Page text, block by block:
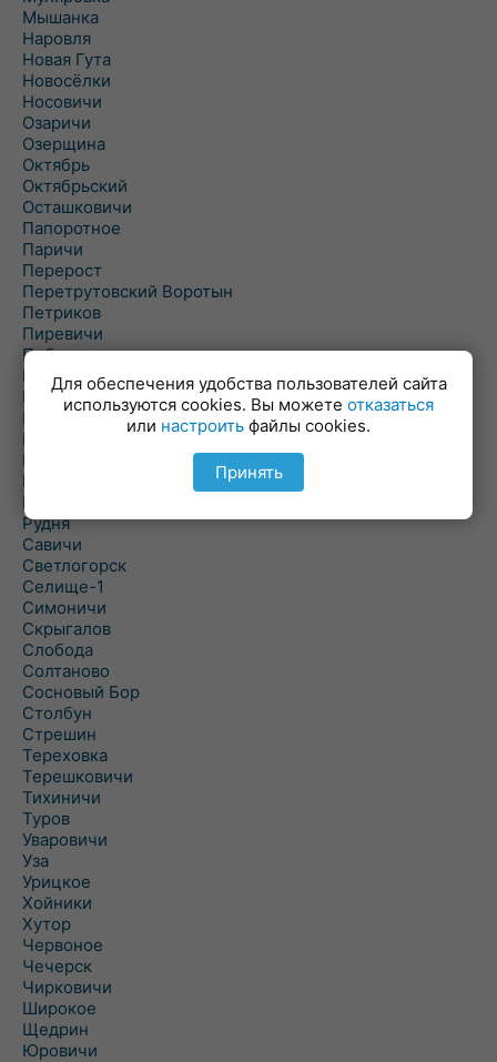
Мышанка
Наровля
Новая Гута
Новосёлки
Носовичи
Озаричи
Озерщина
Октябрь
Октябрьский
Осташковичи
Папоротное
Паричи
Перерост
Перетрутовский Воротын
Петриков
Пиревичи
Поболово
Поколюбичи
Полесье
Птичь
Речица
Ровенская Слобода
Рогачев
Рогинь
Рудня
Савичи
Светлогорск
Селище-1
Симоничи
Скрыгалов
Слобода
Солтаново
Сосновый Бор
Столбун
Стрешин
Тереховка
Терешковичи
Тихиничи
Туров
Уваровичи
Уза
Урицкое
Хойники
Хутор
Червоное
Чечерск
Чирковичи
Широкое
Щедрин
Юровичи
Для обеспечения удобства пользователей сайта
используются cookies. Вы можете отказаться
или настроить файлы cookies.
Принять